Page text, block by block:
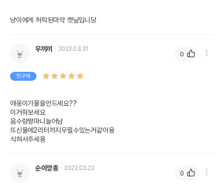
냥이에게 허락된마약 캣닢입니당
우끼끼 2022.03.31
첫구매
애옹이가물을안드세요??
이거줘보세요
음수량짱마니늘어남
뜨신물에2리터까지우릴수있는거같아용
식혀서주세용
0
순이깡총 2022.03.22
0